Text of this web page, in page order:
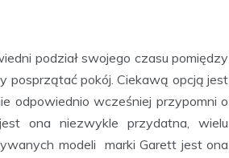
podział swojego czasu pomiędzy
posprzątać pokój. Ciekawą opcją jest
odpowiednio wcześniej przypomni o
ona niezwykle przydatna, wielu
modeli marki Garett jest ona